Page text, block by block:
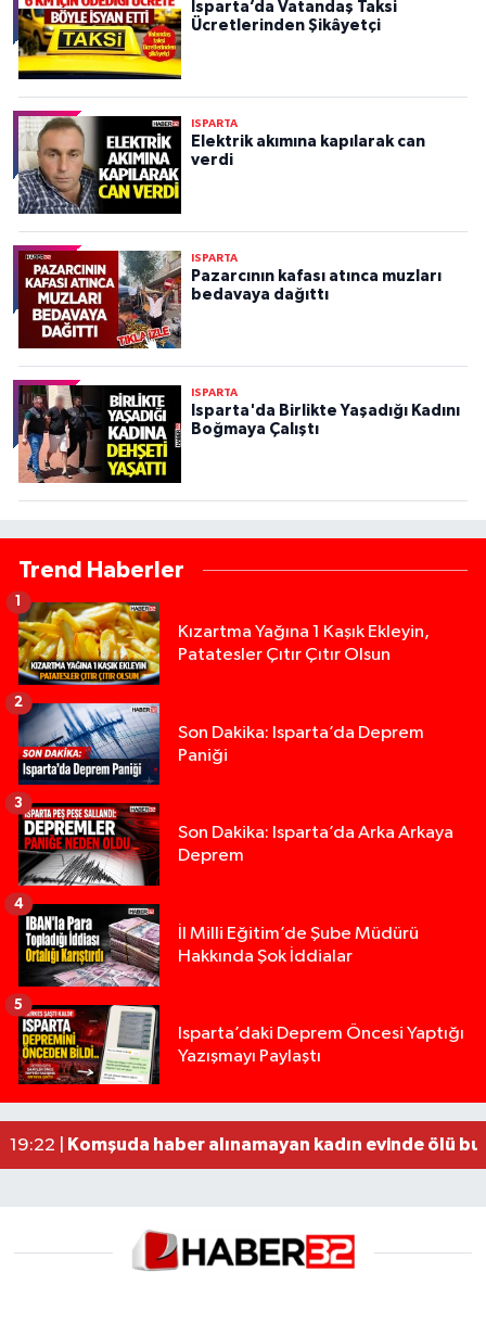
Isparta’da Vatandaş Taksi
Ücretlerinden Şikâyetçi
ISPARTA
Elektrik akımına kapılarak can
verdi
ISPARTA
Pazarcının kafası atınca muzları
bedavaya dağıttı
ISPARTA
Isparta'da Birlikte Yaşadığı Kadını
Boğmaya Çalıştı
Trend Haberler
Kızartma Yağına 1 Kaşık Ekleyin,
Patatesler Çıtır Çıtır Olsun
1
Son Dakika: Isparta’da Deprem
Paniği
2
Son Dakika: Isparta’da Arka Arkaya
Deprem
3
İl Milli Eğitim’de Şube Müdürü
Hakkında Şok İddialar
4
Isparta’daki Deprem Öncesi Yaptığı
Yazışmayı Paylaştı
5
13:00 |Yığılca'da kardeşler arasındaki silahlı kavgada
12:48 |Tur teknesi çalışanlarının birbirine girdiği kavga
02:26 |MOTOSİKLETLE ÇARPIŞAN OTOMOBİL GÜL
19:22 |
Komşuda haber alınamayan kadın evinde ölü